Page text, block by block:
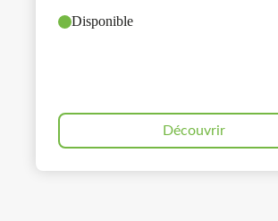
Disponible
Découvrir